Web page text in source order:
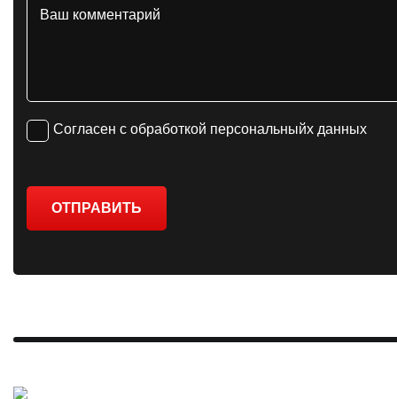
Согласен с обработкой персональныйх данных
ОТПРАВИТЬ